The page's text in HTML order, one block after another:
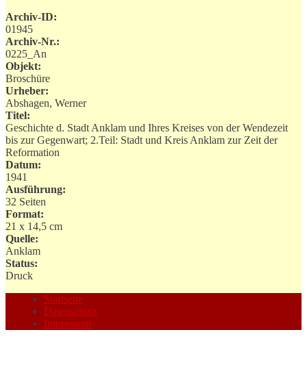
Archiv-ID:
01945
Archiv-Nr.:
0225_An
Objekt:
Broschüre
Urheber:
Abshagen, Werner
Titel:
Geschichte d. Stadt Anklam und Ihres Kreises von der Wendezeit
bis zur Gegenwart; 2.Teil: Stadt und Kreis Anklam zur Zeit der
Reformation
Datum:
1941
Ausführung:
32 Seiten
Format:
21 x 14,5 cm
Quelle:
Anklam
Status:
Druck
Startseite
Datenschutz
Impressum